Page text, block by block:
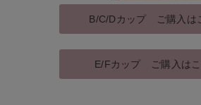
B/C/Dカップ ご購入は
E/Fカップ ご購入は